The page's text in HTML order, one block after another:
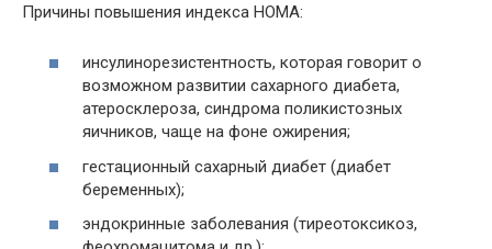
Причины повышения индекса НОМА:
инсулинорезистентность, которая говорит о
возможном развитии сахарного диабета,
атеросклероза, синдрома поликистозных
яичников, чаще на фоне ожирения;
гестационный сахарный диабет (диабет
беременных);
эндокринные заболевания (тиреотоксикоз,